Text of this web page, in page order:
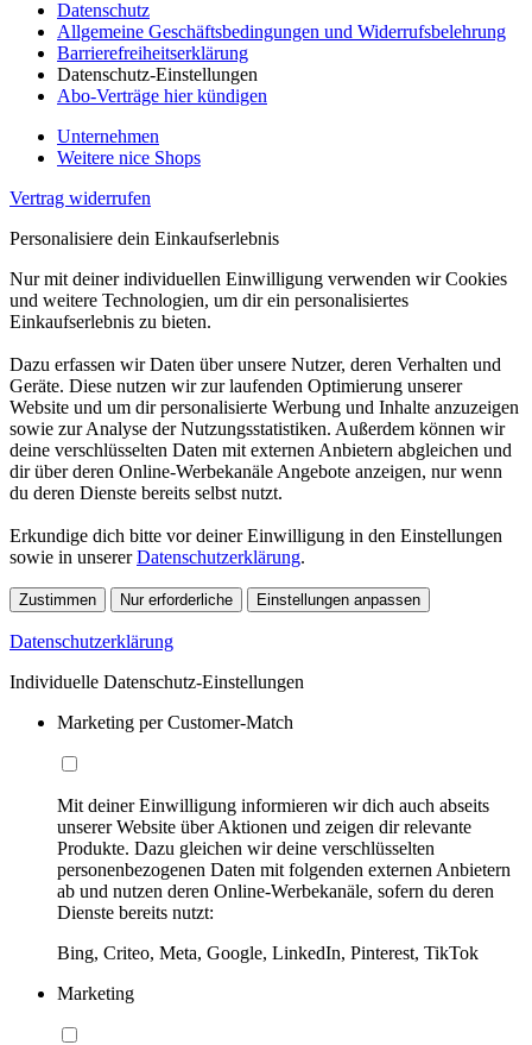
Datenschutz
Allgemeine Geschäftsbedingungen und Widerrufsbelehrung
Barrierefreiheitserklärung
Datenschutz-Einstellungen
Abo-Verträge hier kündigen
Unternehmen
Weitere nice Shops
Vertrag widerrufen
Personalisiere dein Einkaufserlebnis
Nur mit deiner individuellen Einwilligung verwenden wir Cookies
und weitere Technologien, um dir ein personalisiertes
Einkaufserlebnis zu bieten.
Dazu erfassen wir Daten über unsere Nutzer, deren Verhalten und
Geräte. Diese nutzen wir zur laufenden Optimierung unserer
Website und um dir personalisierte Werbung und Inhalte anzuzeigen
sowie zur Analyse der Nutzungsstatistiken. Außerdem können wir
deine verschlüsselten Daten mit externen Anbietern abgleichen und
dir über deren Online-Werbekanäle Angebote anzeigen, nur wenn
du deren Dienste bereits selbst nutzt.
Erkundige dich bitte vor deiner Einwilligung in den Einstellungen
sowie in unsererDatenschutzerklärung.
Zustimmen Nur erforderliche Einstellungen anpassen
Datenschutzerklärung
Individuelle Datenschutz-Einstellungen
Marketing per Customer-Match
Mit deiner Einwilligung informieren wir dich auch abseits
unserer Website über Aktionen und zeigen dir relevante
Produkte. Dazu gleichen wir deine verschlüsselten
personenbezogenen Daten mit folgenden externen Anbietern
ab und nutzen deren Online-Werbekanäle, sofern du deren
Dienste bereits nutzt:
Bing, Criteo, Meta, Google, LinkedIn, Pinterest, TikTok
Marketing